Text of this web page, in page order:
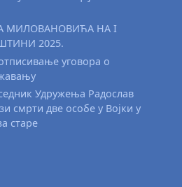
МИЛОВАНОВИЋА НА I
2025.
уговора о
Удружења Радослав
смрти две особе у Војки у
старе